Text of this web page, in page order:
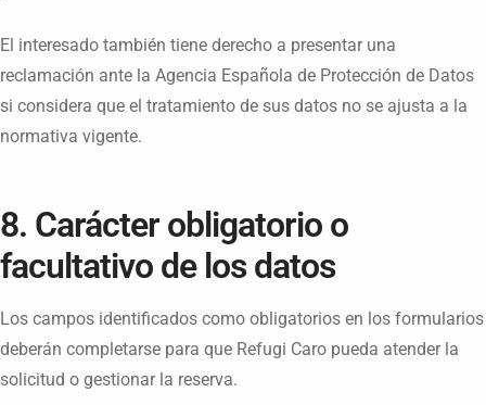
El interesado también tiene derecho a presentar una
reclamación ante la Agencia Española de Protección de Datos
si considera que el tratamiento de sus datos no se ajusta a la
normativa vigente.
8. Carácter obligatorio o
facultativo de los datos
Los campos identificados como obligatorios en los formularios
deberán completarse para que Refugi Caro pueda atender la
solicitud o gestionar la reserva.